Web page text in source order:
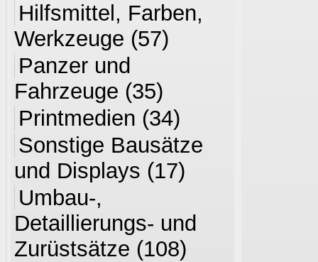
Hilfsmittel, Farben,
Werkzeuge (57)
Panzer und
Fahrzeuge (35)
Printmedien (34)
Sonstige Bausätze
und Displays (17)
Umbau-,
Detaillierungs- und
Zurüstsätze (108)